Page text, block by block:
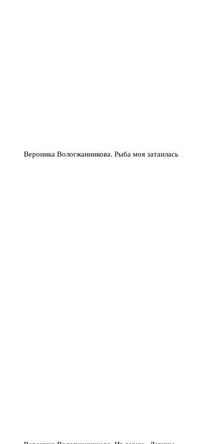
Вероника Вологжанникова. Рыба моя затаилась